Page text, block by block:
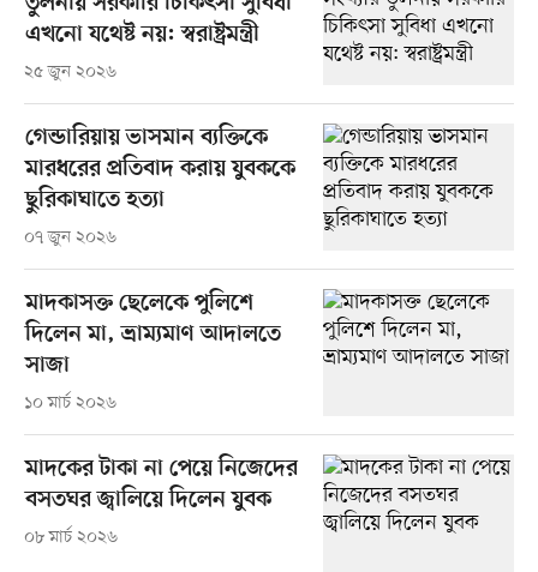
এখনো যথেষ্ট নয়: স্বরাষ্ট্রমন্ত্রী
২৫ জুন ২০২৬
গেন্ডারিয়ায় ভাসমান ব্যক্তিকে
মারধরের প্রতিবাদ করায় যুবককে
ছুরিকাঘাতে হত্যা
০৭ জুন ২০২৬
মাদকাসক্ত ছেলেকে পুলিশে
দিলেন মা, ভ্রাম্যমাণ আদালতে
সাজা
১০ মার্চ ২০২৬
মাদকের টাকা না পেয়ে নিজেদের
বসতঘর জ্বালিয়ে দিলেন যুবক
০৮ মার্চ ২০২৬